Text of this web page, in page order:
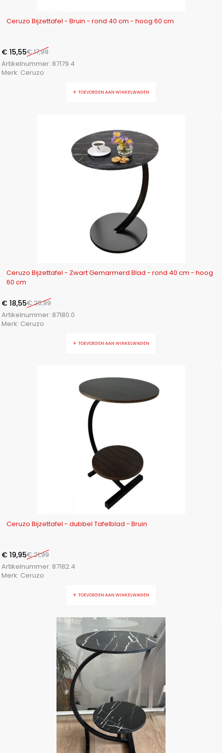
Ceruzo Bijzettafel - Bruin - rond 40 cm - hoog 60 cm
€17,99
€ 15,55
Artikelnummer: 87179.4
Merk: Ceruzo
TOEVOEGEN AAN WINKELWAGEN
Ceruzo Bijzettafel - Zwart Gemarmerd Blad - rond 40 cm - hoog
60 cm
€20,99
€ 18,55
Artikelnummer: 87180.0
Merk: Ceruzo
TOEVOEGEN AAN WINKELWAGEN
-9%
Ceruzo Bijzettafel - dubbel Tafelblad - Bruin
€21,99
€ 19,95
Artikelnummer: 87182.4
Merk: Ceruzo
TOEVOEGEN AAN WINKELWAGEN